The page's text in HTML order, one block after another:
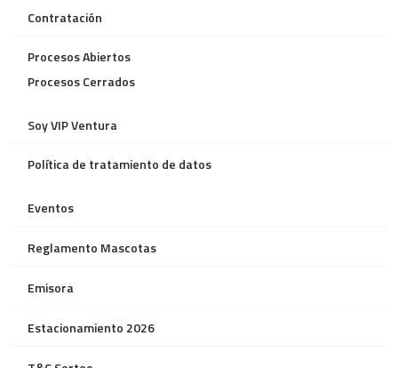
Contratación
Procesos Abiertos
Procesos Cerrados
Soy VIP Ventura
Política de tratamiento de datos
Eventos
Reglamento Mascotas
Emisora
Estacionamiento 2026